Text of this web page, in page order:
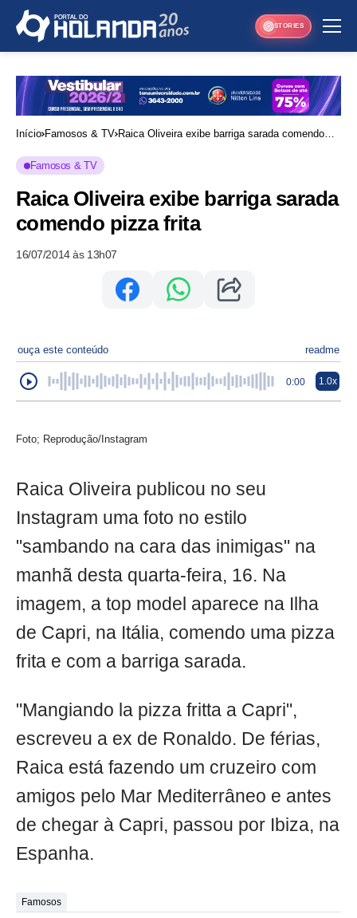
STORIES
Início Famosos & TV Raica Oliveira exibe barriga sarada comendo
Famosos & TV
Raica Oliveira exibe barriga sarada
comendo pizza frita
16/07/2014 às 13h07
ouça este conteúdo readme
0:00 1.0x
Foto; Reprodução/Instagram
Raica Oliveira publicou no seu
Instagram uma foto no estilo
"sambando na cara das inimigas" na
manhã desta quarta-feira, 16. Na
imagem, a top model aparece na Ilha
de Capri, na Itália, comendo uma pizza
frita e com a barriga sarada.
"Mangiando la pizza fritta a Capri",
escreveu a ex de Ronaldo. De férias,
Raica está fazendo um cruzeiro com
amigos pelo Mar Mediterrâneo e antes
de chegar à Capri, passou por Ibiza, na
Espanha.
Famosos